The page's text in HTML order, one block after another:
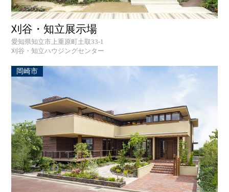
刈谷・知立展示場
愛知県知立市上重原町土取33-1
刈谷・知立ハウジングセンター
岡崎市